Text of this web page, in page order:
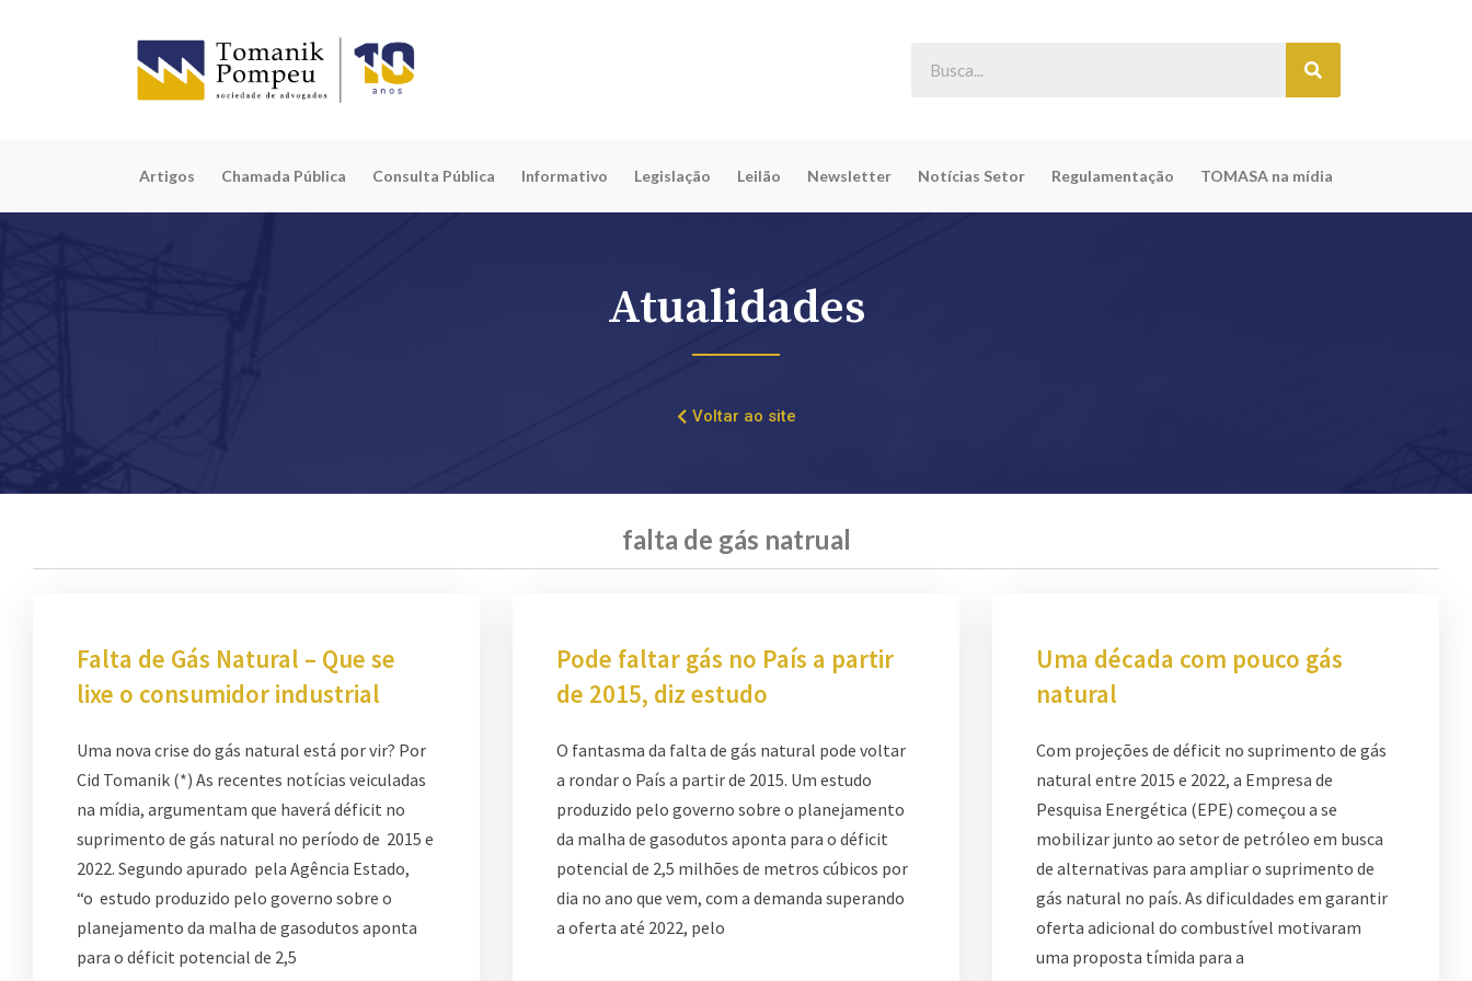
Artigos Chamada Pública Consulta Pública Informativo Legislação Leilão Newsletter Notícias Setor Regulamentação TOMASA na mídia
Atualidades
Voltar ao site
falta de gás natrual
Falta de Gás Natural – Que se
lixe o consumidor industrial
Uma nova crise do gás natural está por vir? Por
Cid Tomanik (*) As recentes notícias veiculadas
na mídia, argumentam que haverá déficit no
suprimento de gás natural no período de 2015 e
2022. Segundo apurado pela Agência Estado,
“o estudo produzido pelo governo sobre o
planejamento da malha de gasodutos aponta
para o déficit potencial de 2,5
Pode faltar gás no País a partir
de 2015, diz estudo
O fantasma da falta de gás natural pode voltar
a rondar o País a partir de 2015. Um estudo
produzido pelo governo sobre o planejamento
da malha de gasodutos aponta para o déficit
potencial de 2,5 milhões de metros cúbicos por
dia no ano que vem, com a demanda superando
a oferta até 2022, pelo
Uma década com pouco gás
natural
Com projeções de déficit no suprimento de gás
natural entre 2015 e 2022, a Empresa de
Pesquisa Energética (EPE) começou a se
mobilizar junto ao setor de petróleo em busca
de alternativas para ampliar o suprimento de
gás natural no país. As dificuldades em garantir
oferta adicional do combustível motivaram
uma proposta tímida para a